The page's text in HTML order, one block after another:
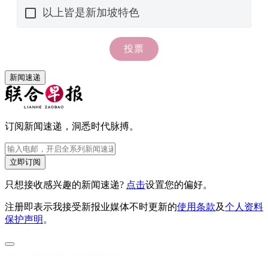
新闻速递
订阅新闻速递，洞悉时代脉搏。
立即订阅
只想接收感兴趣的新闻速递? 点击设置您的偏好。
注册即表示我接受新报业媒体不时更新的使用条款及个人资料
保护声明。